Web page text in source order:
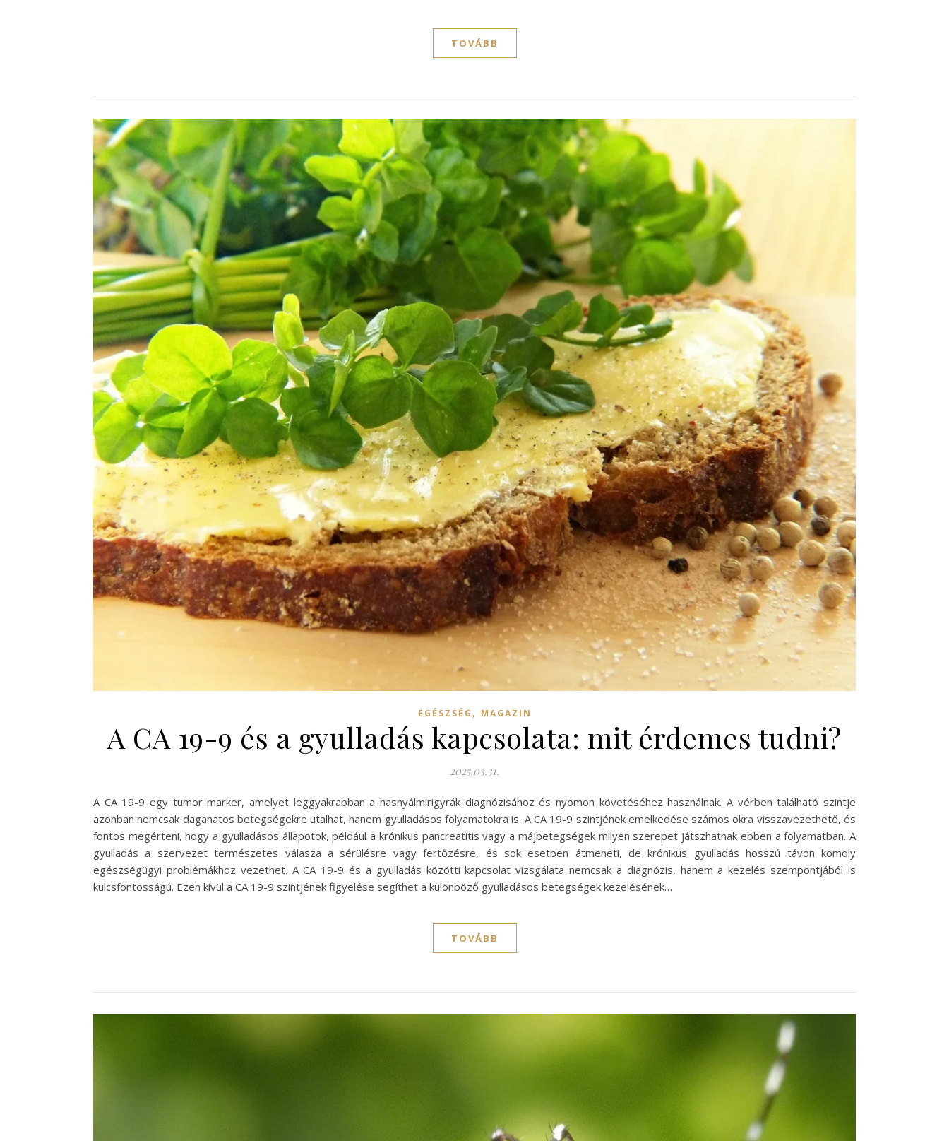
TOVÁBB
EGÉSZSÉG , MAGAZIN
A CA 19-9 és a gyulladás kapcsolata: mit érdemes tudni?
2025.03.31.
A CA 19-9 egy tumor marker, amelyet leggyakrabban a hasnyálmirigyrák diagnózisához és nyomon követéséhez használnak. A vérben található szintje
azonban nemcsak daganatos betegségekre utalhat, hanem gyulladásos folyamatokra is. A CA 19-9 szintjének emelkedése számos okra visszavezethető, és
fontos megérteni, hogy a gyulladásos állapotok, például a krónikus pancreatitis vagy a májbetegségek milyen szerepet játszhatnak ebben a folyamatban. A
gyulladás a szervezet természetes válasza a sérülésre vagy fertőzésre, és sok esetben átmeneti, de krónikus gyulladás hosszú távon komoly
egészségügyi problémákhoz vezethet. A CA 19-9 és a gyulladás közötti kapcsolat vizsgálata nemcsak a diagnózis, hanem a kezelés szempontjából is
kulcsfontosságú. Ezen kívül a CA 19-9 szintjének figyelése segíthet a különböző gyulladásos betegségek kezelésének…
TOVÁBB